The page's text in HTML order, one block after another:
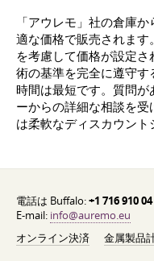
「アウレモ」社の倉庫
適な価格で販売されま
を考慮して価格が設定
術の基準を完全に遵守
時間は最短です。質問
ーからの詳細な相談を
は柔軟なディスカウント
電話は Buffalo:+1 716 910
E-mail: info@auremo.eu
オンライン決済
金属製品